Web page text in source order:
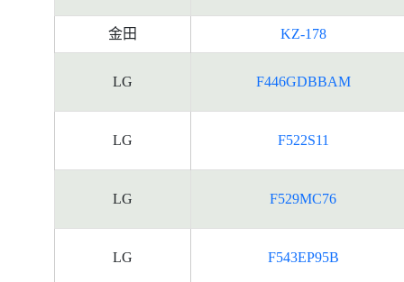
金田 KZ-178
LG F446GDBBAM
LG F522S11
LG F529MC76
LG F543EP95B